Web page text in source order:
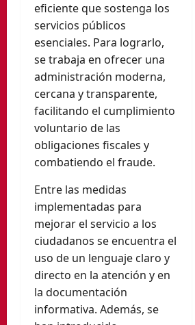
eficiente que sostenga los
servicios públicos
esenciales. Para lograrlo,
se trabaja en ofrecer una
administración moderna,
cercana y transparente,
facilitando el cumplimiento
voluntario de las
obligaciones fiscales y
combatiendo el fraude.
Entre las medidas
implementadas para
mejorar el servicio a los
ciudadanos se encuentra el
uso de un lenguaje claro y
directo en la atención y en
la documentación
informativa. Además, se